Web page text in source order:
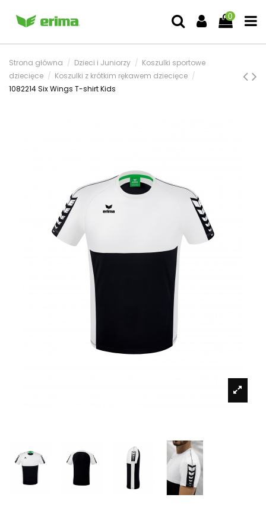
0
Strona główna Dzieci i Juniorzy
Koszulki sportowe
dziecięce
Koszulki z krótkim rękawem dziecięce
1082214 Six Wings T-shirt Kids